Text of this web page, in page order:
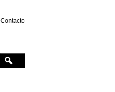
Contacto